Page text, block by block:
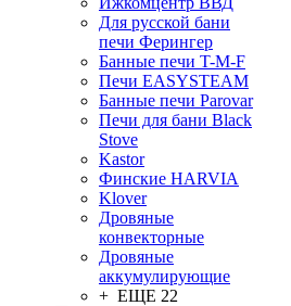
Для русской бани
печи Ферингер
Банные печи T-M-F
Печи EASYSTEAM
Банные печи Parovar
Печи для бани Black
Stove
Kastor
Финские HARVIA
Klover
Дровяные
конвекторные
Дровяные
аккумулирующие
+ ЕЩЕ 22